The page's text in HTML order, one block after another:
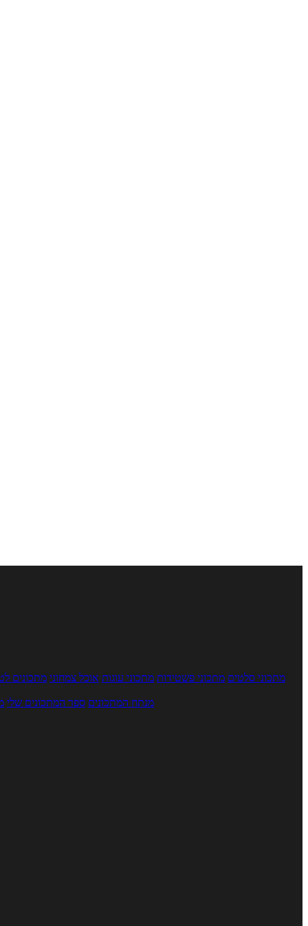
מתכוני סלטים מתכוני פשטידות מתכוני עוגות אוכל צמחוני מתכונים
מנתח המתכונים ספר המתכונים שלי